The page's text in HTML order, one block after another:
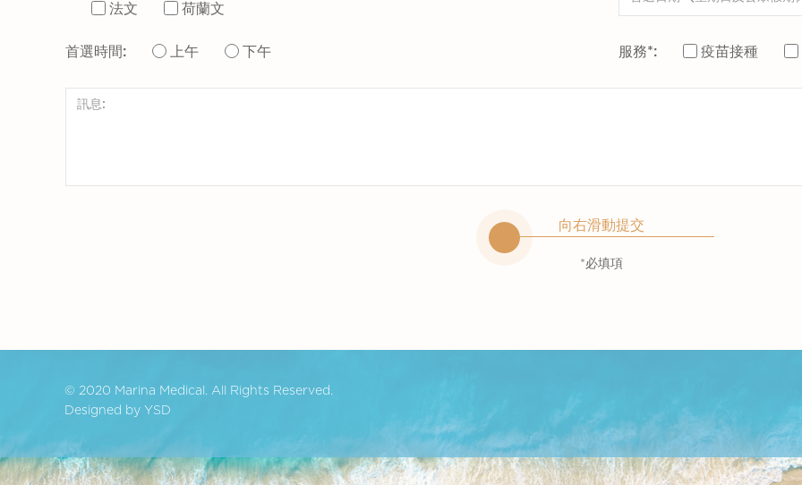
法文
荷蘭文
首選時間: 上午 下午 服務*: 疫苗接種
向右滑動提交
*必填項
© 2020 Marina Medical. All Rights Reserved.
Designed by YSD